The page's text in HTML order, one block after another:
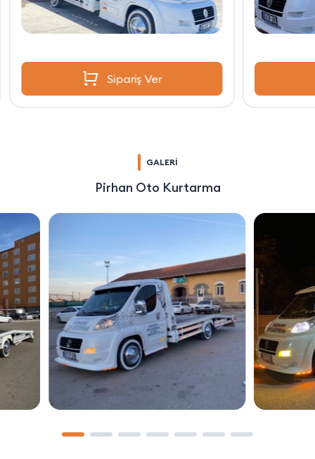
Sipariş Ver
GALERİ
Pirhan Oto Kurtarma